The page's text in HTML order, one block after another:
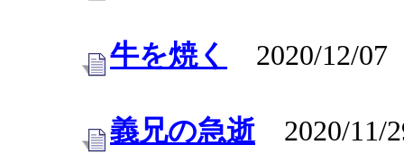
牛を焼く 2020/12/07
義兄の急逝 2020/11/